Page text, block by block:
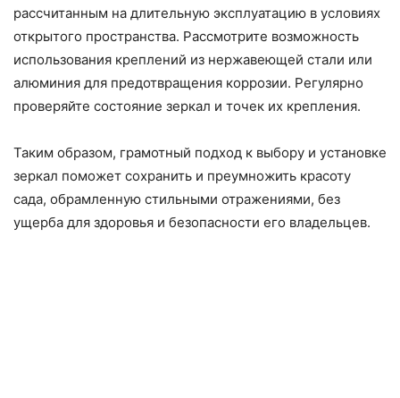
рассчитанным на длительную эксплуатацию в условиях
открытого пространства. Рассмотрите возможность
использования креплений из нержавеющей стали или
алюминия для предотвращения коррозии. Регулярно
проверяйте состояние зеркал и точек их крепления.
Таким образом, грамотный подход к выбору и установке
зеркал поможет сохранить и преумножить красоту
сада, обрамленную стильными отражениями, без
ущерба для здоровья и безопасности его владельцев.